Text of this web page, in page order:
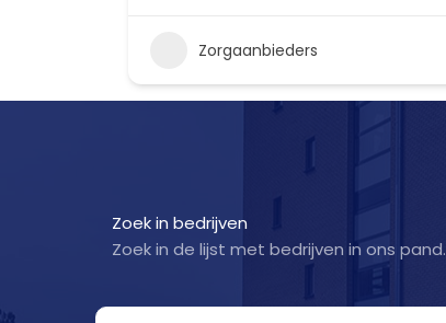
Zorgaanbieders
Zoek in bedrijven
Zoek in de lijst met bedrijven in ons pand.